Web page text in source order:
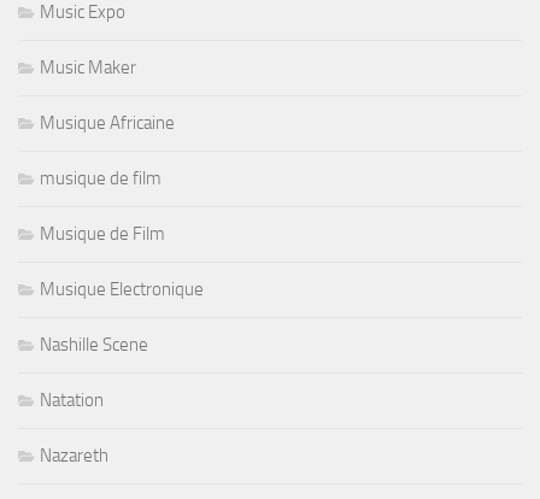
Music Expo
Music Maker
Musique Africaine
musique de film
Musique de Film
Musique Electronique
Nashille Scene
Natation
Nazareth